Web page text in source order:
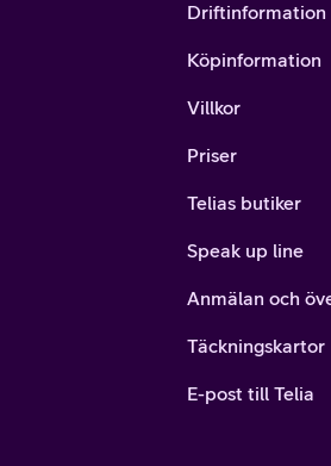
Driftinformation
Köpinformation
Villkor
Priser
Telias butiker
Speak up line
Anmälan och
Täckningskartor
E-post till Telia